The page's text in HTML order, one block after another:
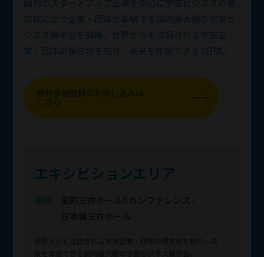
国内のスタートアップ企業を中心に宇宙ビジネスの最
前線に立つ企業・団体が集結する国内最大級の宇宙ビ
ジネス展示会を開催。世界からも注目される宇宙企
業・団体の現在地を知り、未来を体感できる3日間。
エキシビションエリア
場所